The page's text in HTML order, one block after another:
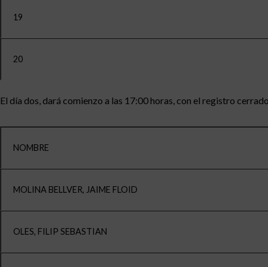
19
20
El día dos, dará comienzo a las 17:00 horas, con el registro
NOMBRE
MOLINA BELLVER, JAIME FLOID
OLES, FILIP SEBASTIAN